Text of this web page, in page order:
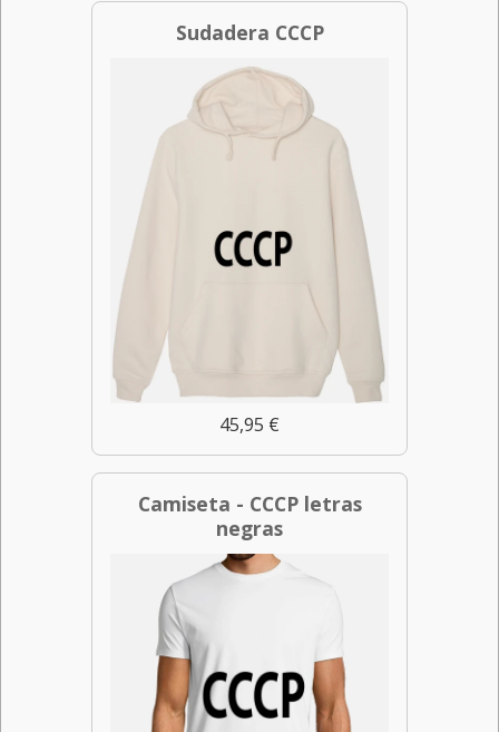
Sudadera CCCP
45,95 €
Camiseta - CCCP letras
negras